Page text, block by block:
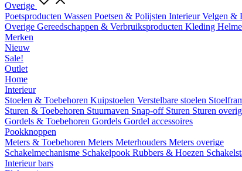
Overige
Poetsproducten Wassen Poetsen & Polijsten InterieurVelgen &
Overige Gereedschappen & Verbruiksproducten Kleding
Merken
Nieuw
Sale!
Outlet
Home
Interieur
Stoelen & Toebehoren Kuipstoelen Verstelbare stoelen
Sturen & Toebehoren Stuurnaven Snap-off Sturen Sturen
Gordels & Toebehoren Gordels Gordel accessoires
Pookknoppen
Meters & Toebehoren Meters Meterhouders Meters overige
Schakelmechanisme Schakelpook Rubbers & Hoezen
Interieur bars